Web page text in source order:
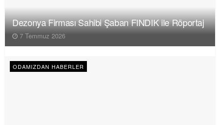
Dezonya Firması Sahibi Şaban FINDIK ile Röportaj
7 Temmuz 2026
ODAMIZDAN HABERLER